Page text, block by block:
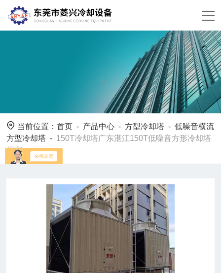
当前位置：首页 - 产品中心 -方型冷却塔 -低噪音横流
方型冷却塔 - 150T冷却塔广东湛江150T低噪音方形冷却塔
厂家